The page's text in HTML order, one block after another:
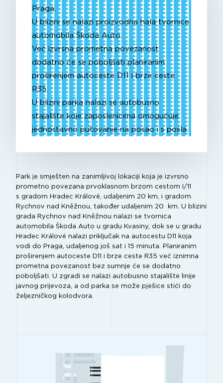
Praga.
U blizini se nalazi proizvodna hala tvornice
automobila Škoda Auto.
Već izvrsna prometna povezanost
dodatno će se poboljšati planiranim
proširenjem autoceste D11 i brze ceste
R35.
U blizini parka nalazi se autobusno
stajalište koje zaposlenicima omogućuje
jednostavno putovanje na posao i s posla.
Park je smješten na zanimljivoj lokaciji koja je izvrsno
prometno povezana prvoklasnom brzom cestom I/11
s gradom Hradec Králové, udaljenim 20 km, i gradom
Rychnov nad Kněžnou, također udaljenim 20 km. U blizini
grada Rychnov nad Kněžnou nalazi se tvornica
automobila Škoda Auto u gradu Kvasiny, dok se u gradu
Hradec Králové nalazi priključak na autocestu D11 koja
vodi do Praga, udaljenog još sat i 15 minuta. Planiranim
proširenjem autoceste D11 i brze ceste R35 već iznimna
prometna povezanost bez sumnje će se dodatno
poboljšati. U zgradi se nalazi autobusno stajalište linije
javnog prijevoza, a od parka se može pješice stići do
željezničkog kolodvora.